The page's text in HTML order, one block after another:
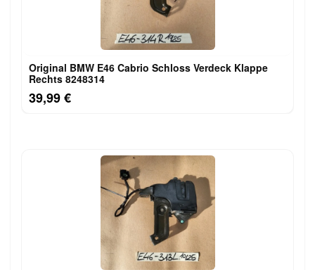
Original BMW E46 Cabrio Schloss Verdeck Klappe
Rechts 8248314
39,99 €